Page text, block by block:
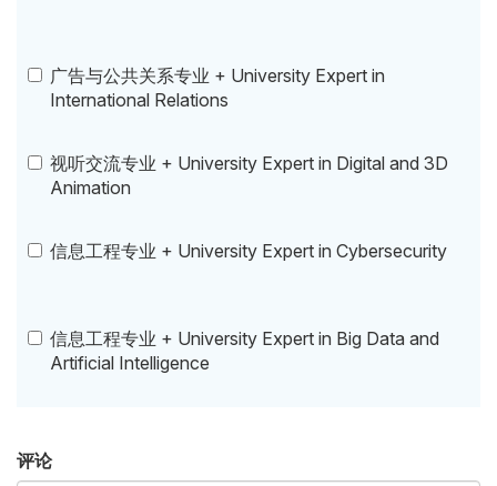
广告与公共关系专业 + University Expert in
International Relations
视听交流专业 + University Expert in Digital and 3D
Animation
信息工程专业 + University Expert in Cybersecurity
信息工程专业 + University Expert in Big Data and
Artificial Intelligence
评论